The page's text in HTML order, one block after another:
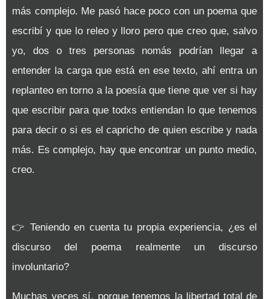
más complejo. Me pasó hace poco con un poema que
escribí y que lo releo y lloro pero que creo que, salvo
yo, dos o tres personas nomás podrían llegar a
entender la carga que está en ese texto, ahí entra un
replanteo en torno a la poesía que tiene que ver si hay
que escribir para que todxs entiendan lo que tenemos
para decir o si es el capricho de quien escribe y nada
más. Es complejo, hay que encontrar un punto medio,
creo.
👉 Teniendo en cuenta tu propia experiencia, ¿es el
discurso del poema realmente un discurso
involuntario?
Muchas veces sí, porque tenemos la libertad total de